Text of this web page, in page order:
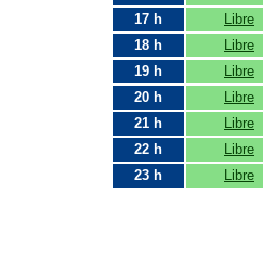
17 h
Libre
18 h
Libre
19 h
Libre
20 h
Libre
21 h
Libre
22 h
Libre
23 h
Libre